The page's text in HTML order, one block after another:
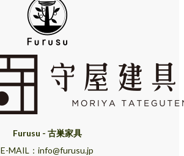
Furusu - 古巣家具
E-MAIL：info@furusu.jp